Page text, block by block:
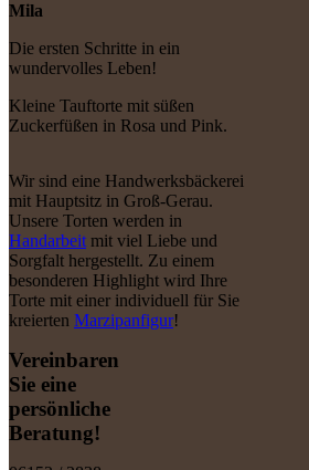
Mila
Die ersten Schritte in ein
wundervolles Leben!
Kleine Tauftorte mit süßen
Zuckerfüßen in Rosa und Pink.
Wir sind eine Handwerksbäckerei
mit Hauptsitz in Groß-Gerau.
Unsere Torten werden in
Handarbeit mit viel Liebe und
Sorgfalt hergestellt. Zu einem
besonderen Highlight wird Ihre
Torte mit einer individuell für Sie
kreierten Marzipanfigur!
Vereinbaren
Sie eine
persönliche
Beratung!